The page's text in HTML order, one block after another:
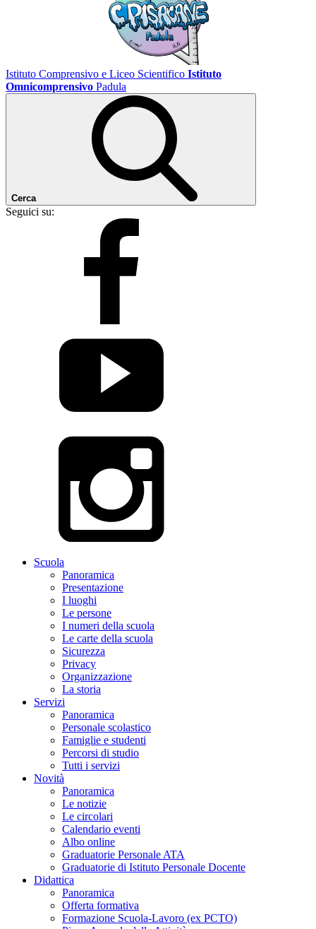
Istituto Comprensivo e Liceo Scientifico Istituto
Omnicomprensivo Padula
Cerca
Seguici su:
Scuola
Panoramica
Presentazione
I luoghi
Le persone
I numeri della scuola
Le carte della scuola
Sicurezza
Privacy
Organizzazione
La storia
Servizi
Panoramica
Personale scolastico
Famiglie e studenti
Percorsi di studio
Tutti i servizi
Novità
Panoramica
Le notizie
Le circolari
Calendario eventi
Albo online
Graduatorie Personale ATA
Graduatorie di Istituto Personale Docente
Didattica
Panoramica
Offerta formativa
Formazione Scuola-Lavoro (ex PCTO)